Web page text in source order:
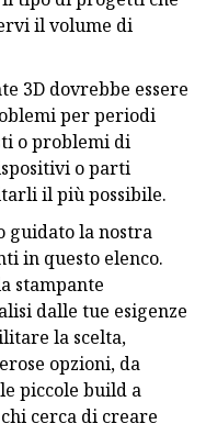
il volume di
3D dovrebbe essere
per periodi
o problemi di
o parti
il più possibile.
guidato la nostra
in questo elenco.
stampante
dalle tue esigenze
la scelta,
opzioni, da
piccole build a
cerca di creare